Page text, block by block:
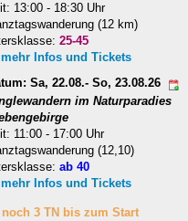
13:00 - 18:30 Uhr
(12 km)
25-45
Infos und Tickets
Sa, 22.08.- So, 23.08.26
im Naturparadies
11:00 - 17:00 Uhr
(12,10)
ab 40
Infos und Tickets
noch 3 TN bis zum Start